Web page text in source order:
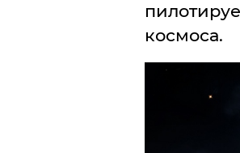
космоса.